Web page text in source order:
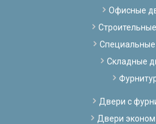
Офисные
Складные
Двери с
Двери эконом